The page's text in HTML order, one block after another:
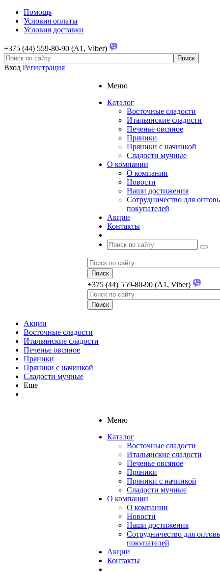
Помощь
Условия оплаты
Условия доставки
+375 (44) 559-80-90 (A1, Viber)
Вход Регистрация
Меню
Каталог
Восточные сладости
Итальянские сладости
Печенье овсяное
Пряники
Пряники с начинкой
Сладости мучные
О компании
О компании
Новости
Наши достижения
Сотрудничество для
покупателей
Акции
Контакты
+375 (44) 559-80-90 (A1, Viber)
Акции
Восточные сладости
Итальянские сладости
Печенье овсяное
Пряники
Пряники с начинкой
Сладости мучные
Еще
Меню
Каталог
Восточные сладости
Итальянские сладости
Печенье овсяное
Пряники
Пряники с начинкой
Сладости мучные
О компании
О компании
Новости
Наши достижения
Сотрудничество для
покупателей
Акции
Контакты